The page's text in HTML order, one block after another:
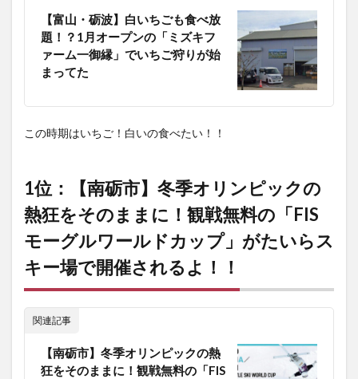
てた
5
位：
【南砺
季オリ
クの熱
に！観
戦無料
の
「FIS
モーグ
ルワー
ルドカ
ップ」
がたい
らスキ
ー場で
れる
よ！！
【富山・砺波】白いちごも食べ放
題！？1月オープンの「ミズキフ
ァーム一御縁」でいちご狩りが始
まってた
この時期はいちご！白いの食べたい！！
1位：【南砺市】冬季オリンピックの
熱狂をそのままに！観戦無料の「FIS
モーグルワールドカップ」がたいらス
キー場で開催されるよ！！
関連記事
【南砺市】冬季オリンピックの熱
狂をそのままに！観戦無料の「FIS